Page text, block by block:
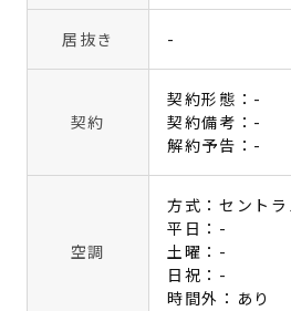
居抜き -
契約
契約形態：-
契約備考：-
解約予告：-
空調
方式：セント
平日：-
土曜：-
日祝：-
時間外：あり